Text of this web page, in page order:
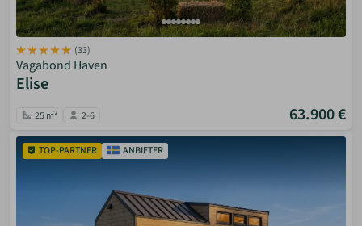
(33)
Vagabond Haven
Elise
25 m² 2-6 63.900 €
TOP-PARTNER ANBIETER